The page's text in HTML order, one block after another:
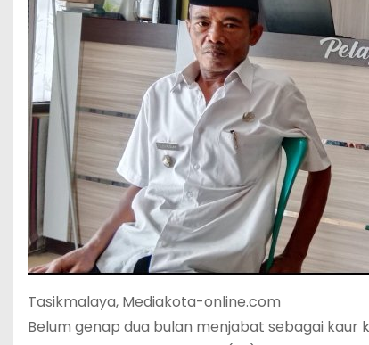
Tasikmalaya, Mediakota-online.com
Belum genap dua bulan menjabat sebagai